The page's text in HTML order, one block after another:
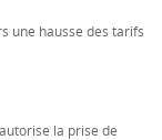
une hausse des tarifs
la prise de